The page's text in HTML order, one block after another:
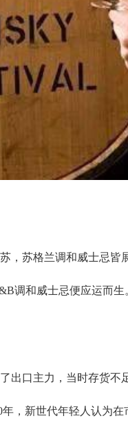
，苏格兰调和威士忌
调和威士忌便应运而生
出口主力，当时存货不
，新世代年轻人认为